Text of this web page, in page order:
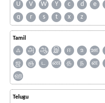
U
V W Y c d e
q
r s t x z
Tamil
ஃ அ ஆ இ ஈ உ ஊ
ஜ
ஞ ட ண த ந ன
ஹ
Telugu